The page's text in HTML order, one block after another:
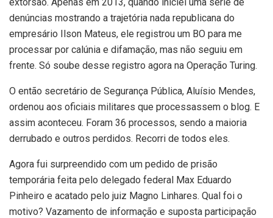
denúncias mostrando a trajetória nada republicana do
empresário Ilson Mateus, ele registrou um BO para me
processar por calúnia e difamação, mas não seguiu em
frente. Só soube desse registro agora na Operação Turing.
O então secretário de Segurança Pública, Aluísio Mendes,
ordenou aos oficiais militares que processassem o blog. E
assim aconteceu. Foram 36 processos, sendo a maioria
derrubado e outros perdidos. Recorri de todos eles.
Agora fui surpreendido com um pedido de prisão
temporária feita pelo delegado federal Max Eduardo
Pinheiro e acatado pelo juiz Magno Linhares. Qual foi o
motivo? Vazamento de informação e suposta participação